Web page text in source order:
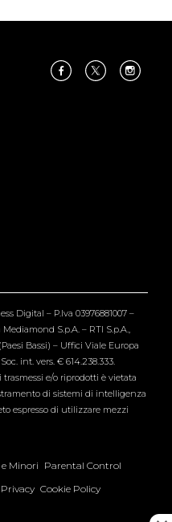
Digital – P.Iva 03976881007 –
S.p.A. – RTI S.p.A.,
Bassi) – Uffici Viale Europa
int. vers. € 614.238.333.
e/o riprodotti è vietata
di sistemi di intelligenza
espresso di utilizzare mezzi
Minori Parental Control
Privacy Cookie Policy